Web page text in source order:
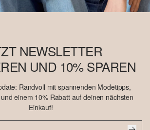
NEWSLETTER
UND 10% SPAREN
Randvoll mit spannenden Modetipps,
einem 10% Rabatt auf deinen nächsten
Einkauf!